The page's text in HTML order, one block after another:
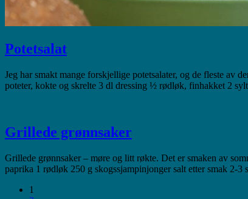
Potetsalat
Jeg har smakt mange forskjellige potetsalater, og de fleste
poteter, kokte og skrelte 3 dl dressing ½ rødløk, finhakket 2
Grillede grønnsaker
Grillede grønnsaker – møre og litt røkte. Det er smaken av
paprika 1 rødløk 250 g skogssjampinjonger salt etter smak 2-
1